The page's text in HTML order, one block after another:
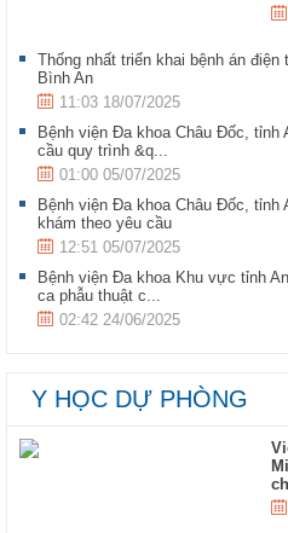
Thống nhất triển khai bệnh án
Bình An
11:03 18/07/2025
Bệnh viện Đa khoa Châu Đốc, tỉnh
cầu quy trình &q...
01:00 05/07/2025
Bệnh viện Đa khoa Châu Đốc, tỉnh
khám theo yêu cầu
12:51 05/07/2025
Bệnh viện Đa khoa Khu vực tỉnh
ca phẫu thuật c...
02:42 24/06/2025
Y HỌC DỰ PHÒNG